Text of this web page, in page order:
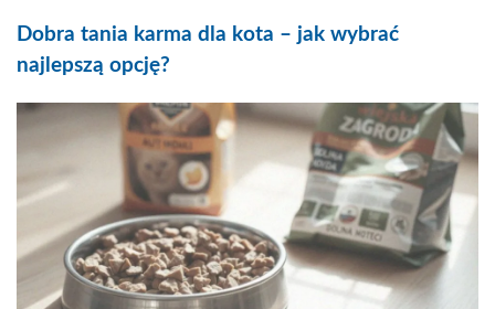
Dobra tania karma dla kota – jak wybrać
najlepszą opcję?